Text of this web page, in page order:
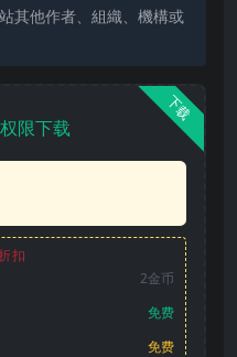
其他作者、組織、機構或
下载
限下载
扣
2金币
免费
免费